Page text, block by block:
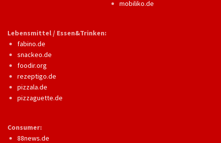
mobiliko.de
Lebensmittel / Essen&Trinken:
fabino.de
snackeo.de
foodir.org
rezeptigo.de
pizzala.de
pizzaguette.de
Consumer:
88news.de